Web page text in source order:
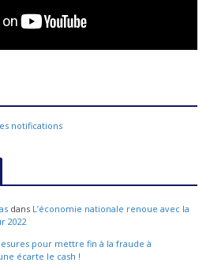
notifications
dans L’économie nationale renoue avec la
2022
pour mettre fin à la fraude à
écarte le cash !